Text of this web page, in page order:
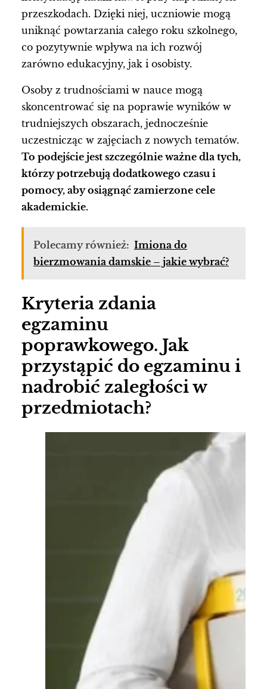
przeszkodach. Dzięki niej, uczniowie mogą
uniknąć powtarzania całego roku szkolnego,
co pozytywnie wpływa na ich rozwój
zarówno edukacyjny, jak i osobisty.
Osoby z trudnościami w nauce mogą
skoncentrować się na poprawie wyników w
trudniejszych obszarach, jednocześnie
uczestnicząc w zajęciach z nowych tematów.
To podejście jest szczególnie ważne dla tych,
którzy potrzebują dodatkowego czasu i
pomocy, aby osiągnąć zamierzone cele
akademickie.
Polecamy również: Imiona do
bierzmowania damskie – jakie wybrać?
Kryteria zdania
egzaminu
poprawkowego. Jak
przystąpić do egzaminu i
nadrobić zaległości w
przedmiotach?